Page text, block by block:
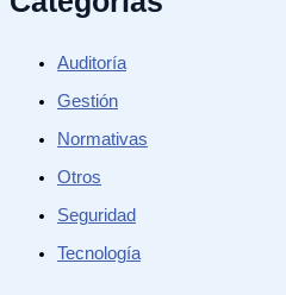
Auditoría
Gestión
Normativas
Otros
Seguridad
Tecnología